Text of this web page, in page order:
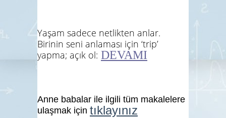
Yaşam sadece netlikten anlar.
Birinin seni anlaması için ‘trip’
yapma; açık ol: DEVAMI
Anne babalar ile ilgili tüm makalelere
ulaşmak için tıklayınız